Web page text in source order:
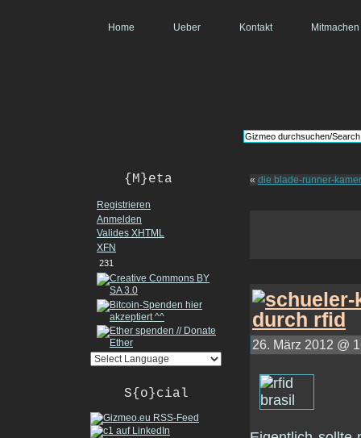
Home Ueber Kontakt Mitmachen
{M}eta
Registrieren
Anmelden
Valides XHTML
XFN
231
S{o}cial
« die blade-runner-
26. März 2012 @